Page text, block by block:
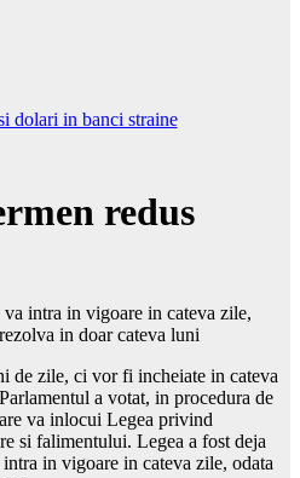
redus
intra in vigoare in cateva zile,
in doar cateva luni
de zile, ci vor fi incheiate in cateva
a votat, in procedura de
va inlocui Legea privind
si falimentului. Legea a fost deja
in vigoare in cateva zile, odata